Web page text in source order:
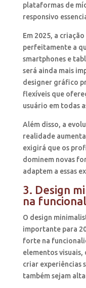
plataformas de
responsivo
Em 2025, a
perfeitamente a
smartphones e
será ainda mais
designer gráfico
flexíveis que
usuário em todas
Além disso, a
realidade
exigirá que os
dominem novas
adaptem a essas
3. Design
na
O design
importante para
forte na
elementos visuais,
criar experiências
também sejam